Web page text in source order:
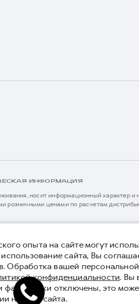
ИНФОРМАЦИЯ
носит информационный характер и
ценами по расчетам
Волл Мотор Рус» либо по телефону
экстренных оперативных служб (блок
Информация в данном разделе носит
сведениям, указанным в
Юридическая информация
опыта на сайте могут
сайта, Вы
Обработка вашей персональной
конфиденциальности. Вы
файлы куки отключены, это
нашего сайта.